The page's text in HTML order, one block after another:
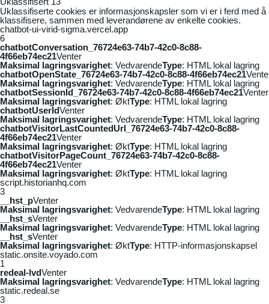
Uklassifiserte cookies er informasjonskapsler som vi er i ferd med å
klassifisere, sammen med leverandørene av enkelte cookies.
chatbot-ui-virid-sigma.vercel.app
6
chatbotConversation_76724e63-74b7-42c0-8c88-
4f66eb74ec21Venter
Maksimal lagringsvarighet: VedvarendeType: HTML lokal lagring
chatbotOpenState_76724e63-74b7-42c0-8c88-4f66eb74ec21
Maksimal lagringsvarighet: VedvarendeType: HTML lokal lagring
chatbotSessionId_76724e63-74b7-42c0-8c88-4f66eb74ec21Venter
Maksimal lagringsvarighet: ØktType: HTML lokal lagring
chatbotUserIdVenter
Maksimal lagringsvarighet: VedvarendeType: HTML lokal lagring
chatbotVisitorLastCountedUrl_76724e63-74b7-42c0-8c88-
4f66eb74ec21Venter
Maksimal lagringsvarighet: ØktType: HTML lokal lagring
chatbotVisitorPageCount_76724e63-74b7-42c0-8c88-
4f66eb74ec21Venter
Maksimal lagringsvarighet: ØktType: HTML lokal lagring
script.historianhq.com
3
__hst_pVenter
Maksimal lagringsvarighet: VedvarendeType: HTML lokal lagring
__hst_sVenter
Maksimal lagringsvarighet: VedvarendeType: HTML lokal lagring
__hst_sVenter
Maksimal lagringsvarighet: ØktType: HTTP-informasjonskapsel
static.onsite.voyado.com
1
redeal-lvdVenter
Maksimal lagringsvarighet: VedvarendeType: HTML lokal lagring
static.redeal.se
3